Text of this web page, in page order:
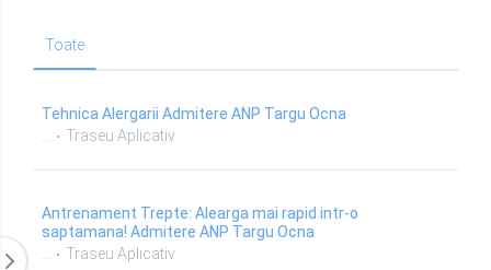
Toate
Tehnica Alergarii Admitere ANP Targu Ocna
Traseu Aplicativ
Antrenament Trepte: Alearga mai rapid intr-o
saptamana! Admitere ANP Targu Ocna
Traseu Aplicativ